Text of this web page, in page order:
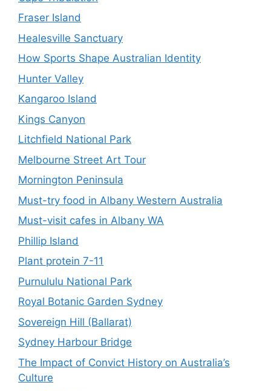
Fraser Island
Healesville Sanctuary
How Sports Shape Australian Identity
Hunter Valley
Kangaroo Island
Kings Canyon
Litchfield National Park
Melbourne Street Art Tour
Mornington Peninsula
Must-try food in Albany Western Australia
Must-visit cafes in Albany WA
Phillip Island
Plant protein 7-11
Purnululu National Park
Royal Botanic Garden Sydney
Sovereign Hill (Ballarat)
Sydney Harbour Bridge
The Impact of Convict History on Australia’s
Culture